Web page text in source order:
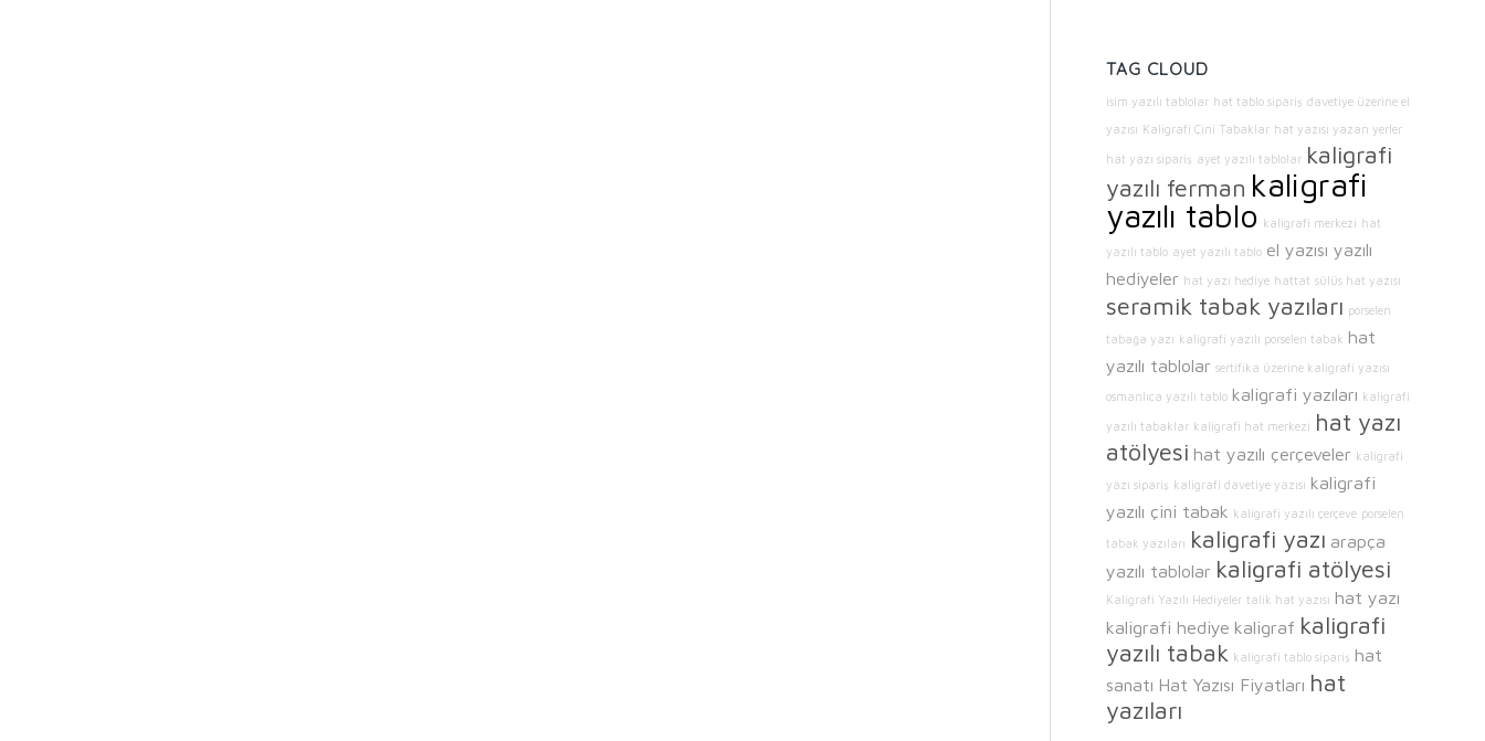
TAG CLOUD
isim yazılı tablolar hat tablo sipariş davetiye üzerine el
yazısı Kaligrafi Çini Tabaklar hat yazısı yazan yerler
hat yazı sipariş ayet yazılı tablolar kaligrafi
yazılı ferman kaligrafi
yazılı tablo kaligrafi merkezi hat
yazılı tablo ayet yazılı tablo el yazısı yazılı
hediyeler hat yazı hediye hattat sülüs hat yazısı
seramik tabak yazıları porselen
tabağa yazı kaligrafi yazılı porselen tabak hat
yazılı tablolar sertifika üzerine kaligrafi yazısı
osmanlıca yazılı tablo kaligrafi yazıları kaligrafi
yazılı tabaklar kaligrafi hat merkezi hat yazı
atölyesi hat yazılı çerçeveler kaligrafi
yazı sipariş kaligrafi davetiye yazısı kaligrafi
yazılı çini tabak kaligrafi yazılı çerçeve porselen
tabak yazıları kaligrafi yazı arapça
yazılı tablolar kaligrafi atölyesi
Kaligrafi Yazılı Hediyeler talik hat yazısı hat yazı
kaligrafi hediye kaligraf kaligrafi
yazılı tabak kaligrafi tablo sipariş hat
sanatı Hat Yazısı Fiyatları hat
yazıları